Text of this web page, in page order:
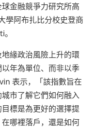
金融競爭力研究所高
學阿布扎比分校史登商
地緣政治風險上升的環
年為單位、而非以季
表示，「該指數旨在
市了解它們如何融入
標是為更好的選擇提
哪裡落戶，還是如何